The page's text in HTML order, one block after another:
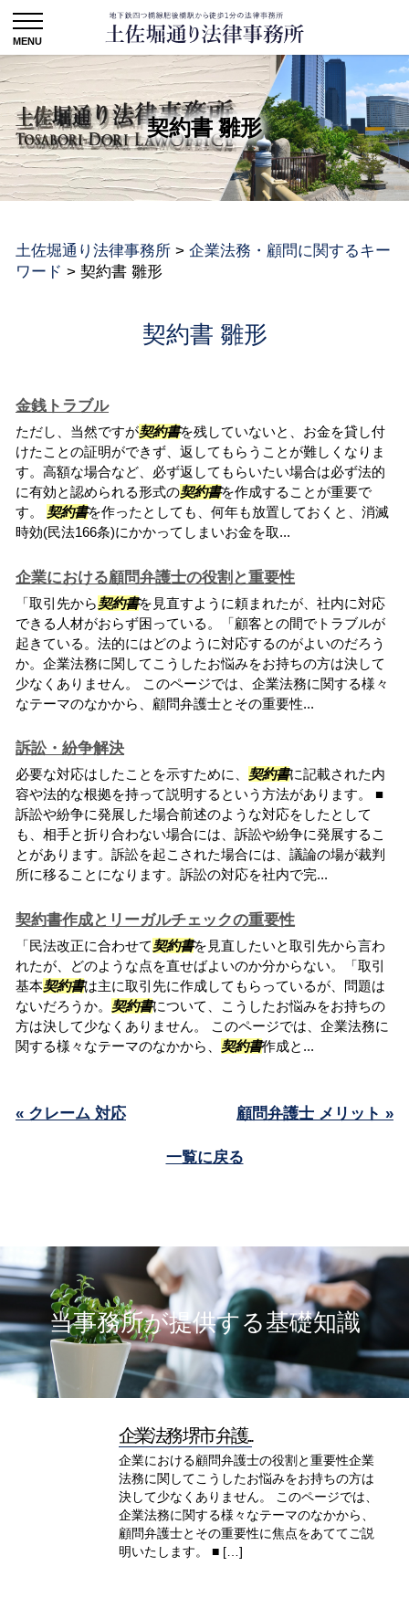
契約書 雛形
土佐堀通り法律事務所 > 企業法務・顧問に関するキー
ワード > 契約書 雛形
契約書 雛形
金銭トラブル
ただし、当然ですが契約書を残していないと、お金を貸し付
けたことの証明ができず、返してもらうことが難しくなりま
す。高額な場合など、必ず返してもらいたい場合は必ず法的
に有効と認められる形式の契約書を作成することが重要で
す。 契約書を作ったとしても、何年も放置しておくと、消滅
時効(民法166条)にかかってしまいお金を取...
企業における顧問弁護士の役割と重要性
「取引先から契約書を見直すように頼まれたが、社内に対応
できる人材がおらず困っている。「顧客との間でトラブルが
起きている。法的にはどのように対応するのがよいのだろう
か。企業法務に関してこうしたお悩みをお持ちの方は決して
少なくありません。 このページでは、企業法務に関する様々
なテーマのなかから、顧問弁護士とその重要性...
訴訟・紛争解決
必要な対応はしたことを示すために、 契約書に記載された内
容や法的な根拠を持って説明するという方法があります。 ■
訴訟や紛争に発展した場合前述のような対応をしたとして
も、相手と折り合わない場合には、訴訟や紛争に発展するこ
とがあります。訴訟を起こされた場合には、議論の場が裁判
所に移ることになります。訴訟の対応を社内で完...
契約書作成とリーガルチェックの重要性
「民法改正に合わせて契約書を見直したいと取引先から言わ
れたが、どのような点を直せばよいのか分からない。「取引
基本契約書は主に取引先に作成してもらっているが、問題は
ないだろうか。 契約書について、こうしたお悩みをお持ちの
方は決して少なくありません。 このページでは、企業法務に
関する様々なテーマのなかから、 契約書作成と...
« クレーム 対応 顧問弁護士 メリット »
一覧に戻る
当事務所が提供する基礎知識
企業法務 堺市 弁護...
企業における顧問弁護士の役割と重要性企業
法務に関してこうしたお悩みをお持ちの方は
決して少なくありません。 このページでは、
企業法務に関する様々なテーマのなかから、
顧問弁護士とその重要性に焦点をあててご説
明いたします。 ■ […]